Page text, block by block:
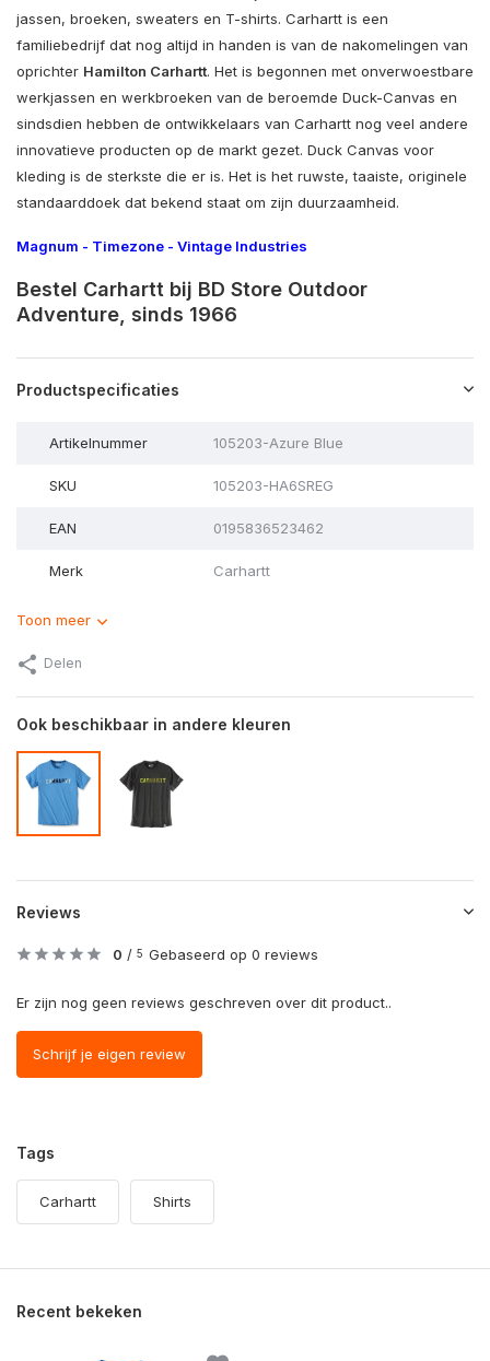
jassen, broeken, sweaters en T-shirts. Carhartt is een
familiebedrijf dat nog altijd in handen is van de nakomelingen van
oprichter Hamilton Carhartt. Het is begonnen met onverwoestbare
werkjassen en werkbroeken van de beroemde Duck-Canvas en
sindsdien hebben de ontwikkelaars van Carhartt nog veel andere
innovatieve producten op de markt gezet. Duck Canvas voor
kleding is de sterkste die er is. Het is het ruwste, taaiste, originele
standaarddoek dat bekend staat om zijn duurzaamheid.
Magnum - Timezone - Vintage Industries
Bestel Carhartt bij BD Store Outdoor
Adventure, sinds 1966
Productspecificaties
Artikelnummer 105203-Azure Blue
SKU 105203-HA6SREG
EAN 0195836523462
Merk Carhartt
Toon meer
Delen
Ook beschikbaar in andere kleuren
Reviews
0 / 5 Gebaseerd op 0 reviews
Er zijn nog geen reviews geschreven over dit product..
Schrijf je eigen review
Tags
Carhartt Shirts
Recent bekeken